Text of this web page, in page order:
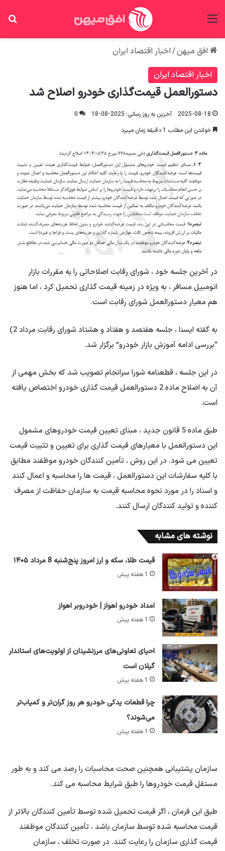
افق میهن/اخبار اقتصاد ایران
اخبار اقتصاد ایران
دستورالعمل قیمت‌گذاری خودرو اصلاح شد
2025-08-18 آخرین به روز رسانی: 2025-08-18
0
خواندن این مطلب 1 دقیقه زمان میبرد
در آخرین جلسه خود ، شورای رقابت اصلاحاتی را به مقررات بازار
اتومبیل مسافر ، به ویژه در زمینه قیمت گذاری تحمیل کرد ، اما هنوز
هم معیار دستورالعمل شورای رقابت است.
به گفته ایسنا ، جلسه هفتصد و هفتاد و هشتاد شورای رقابت مرداد 2)
“بررسی ادامه آموزش بازار خودرو” برگزار شد.
در این جلسه ، قطعنامه شورا سرانجام تصویب شد که بخش مهمی از
آن به اصلاح ماده 2 دستورالعمل قیمت گذاری خودرو اختصاص یافته
است.
طبق ماده 5 قانون جدید ، مبنای تعیین قیمت خودروهای مشمول
این دستورالعمل با معیارهای قیمت گذاری برای تعیین و تثبیت قیمت
تعیین می شود. در این روش ، تأمین کنندگان خودرو موظفند مطابق
با کلیه سفارشات این دستورالعمل ، قیمت ها را محاسبه و اعمال کنند
و اسناد را در مورد نحوه محاسبه قیمت به سازمان حفاظت از مصرف
کننده و تولید کنندگان ارسال کنند.
نوشته های مشابه
قیمت طلا، سکه و ارز امروز پنج‌شنبه 8 مرداد ۱۴۰۵
1 هفته پیش
امداد خودرو اهواز | خودروبر اهواز
1 هفته پیش
احیای تعاونی‌های مرزنشینان از اولویت‌های استاندار
گیلان است
1 هفته پیش
چرا قطعات یدکی خودرو هر روز گران‌تر و کمیاب‌تر
می‌شوند؟
1 هفته پیش
سازمان پشتیبانی همچنین صحت محاسبات را رصد می کند و به طور
مستقل قیمت خودروها را طبق شرایط محاسبه می کند.
طبق این فرمان ، اگر قیمت تحمیل شده توسط تأمین کنندگان بالاتر از
قیمت محاسبه شده توسط سازمان باشد ، تأمین کنندگان موظفند
قیمت گذاری سازمان را رعایت کنند. در صورت تخلف ، سازمان